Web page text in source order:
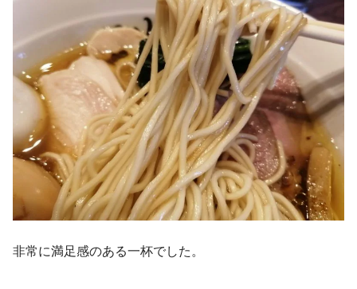
非常に満足感のある一杯でした。